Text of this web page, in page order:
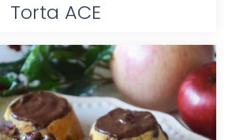
Torta ACE